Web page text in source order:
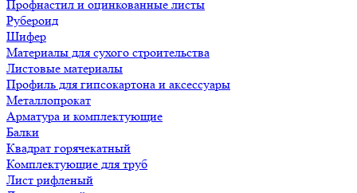
Профнастил и оцинкованные листы
Рубероид
Шифер
Материалы для сухого строительства
Листовые материалы
Профиль для гипсокартона и аксессуары
Металлопрокат
Арматура и комплектующие
Балки
Квадрат горячекатный
Комплектующие для труб
Лист рифленый